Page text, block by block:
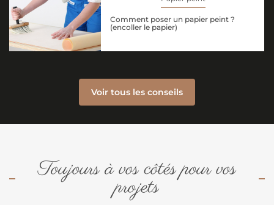
Comment poser un papier peint ?
(encoller le papier)
Voir tous les conseils
Toujours à vos côtés pour vos
projets